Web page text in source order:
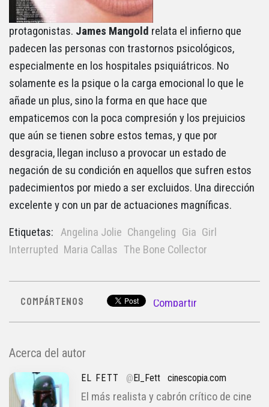
protagonistas. James Mangold relata el infierno que
padecen las personas con trastornos psicológicos,
especialmente en los hospitales psiquiátricos. No
solamente es la psique o la carga emocional lo que le
añade un plus, sino la forma en que hace que
empaticemos con la poca compresión y los prejuicios
que aún se tienen sobre estos temas, y que por
desgracia, llegan incluso a provocar un estado de
negación de su condición en aquellos que sufren estos
padecimientos por miedo a ser excluidos. Una dirección
excelente y con un par de actuaciones magníficas.
Etiquetas: Angelina Jolie Changeling Gia Girl
Interrupted Maria Callas The Bone Collector
COMPÁRTENOS Compartir
Acerca del autor
EL FETT @El_Fett cinescopia.com
El más realista y cabrón crítico de cine